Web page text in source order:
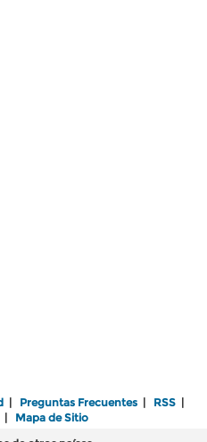
Preguntas Frecuentes RSS
Mapa de Sitio